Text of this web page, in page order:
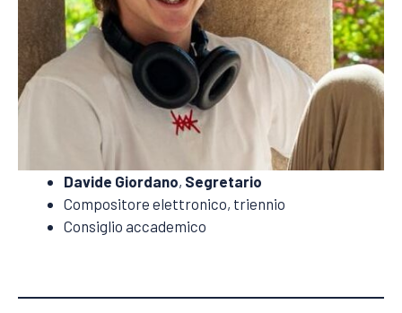
Davide Giordano, Segretario
Compositore elettronico, triennio
Consiglio accademico